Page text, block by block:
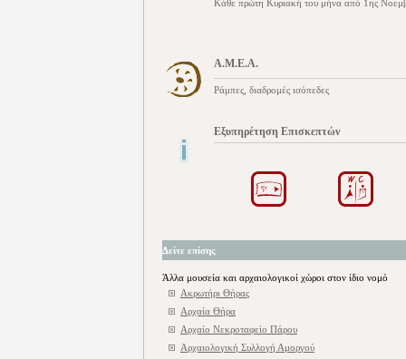
Κάθε πρώτη Κυριακή του μήνα από 1ης
Α.Μ.Ε.Α.
Ράμπες, διαδρομές ισόπεδες
Εξυπηρέτηση Επισκεπτών
Δείτε επίσης
Άλλα μουσεία και αρχαιολογικοί χώροι στον ίδιο νομό
Ακρωτήρι Θήρας
Αρχαία Θήρα
Αρχαίο Νεκροταφείο Πάρου
Αρχαιολογική Συλλογή Αμοργού